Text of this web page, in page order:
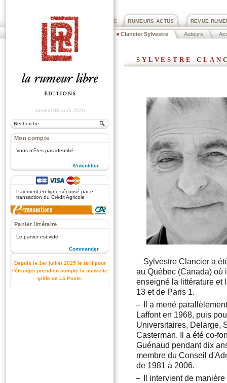
REVUE
RUMEURS ACTUS
PRIX ROGER DEXTRE
Clancier Sylvestre Auteurs
samedi 08 août 2026
Mon compte
Vous n'êtes pas identifié
S'identifier
Paiement en ligne sécurisé par e-
transaction du Crédit Agricole
Panier littéraire
Le panier est vide
Commander
Depuis le 1er juillet 2025 le tarif pour
l'étranger prend en compte la nouvelle
grille de La Poste.
sylvestre
Sylvestre Clancier a
au Québec (Canada) où
enseigné la littérature et
13 et de Paris 1.
Il a mené
Laffont en 1968, puis
Universitaires, Delarge,
Casterman. Il a été co-
Guénaud pendant dix
membre du Conseil
de 1981 à 2006.
Il intervient de